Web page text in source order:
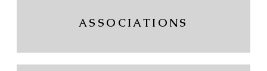
ASSOCIATIONS